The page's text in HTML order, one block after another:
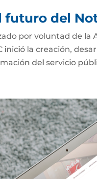
futuro del
por voluntad de la
inició la creación,
del servicio